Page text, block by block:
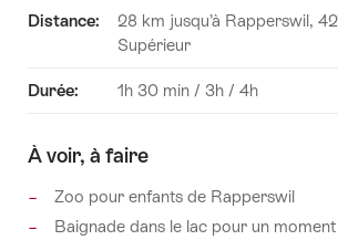
Distance:
28 km jusqu’à Rapperswil,
Supérieur
Durée: 1h 30 min / 3h / 4h
À voir, à faire
Zoo pour enfants de Rapperswil
Baignade dans le lac pour un